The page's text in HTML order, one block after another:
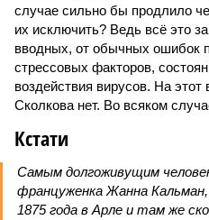
случае сильно бы продлило
их исключить? Ведь всё это
вводных, от обычных ошибок
стрессовых факторов,
воздействия вирусов. На этот
Сколкова нет. Во всяком
Кстати
Самым долгоживущим
француженка Жанна
1875 года в Арле и там же